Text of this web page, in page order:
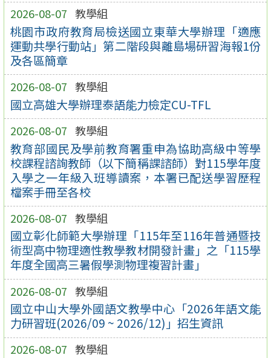
2026-08-07 教學組
桃園市政府教育局檢送國立東華大學辦理「適應
運動共學行動站」第二階段與離島場研習海報1份
及各區簡章
2026-08-07 教學組
國立高雄大學辦理泰語能力檢定CU-TFL
2026-08-07 教學組
教育部國民及學前教育署重申為協助高級中等學
校課程諮詢教師（以下簡稱課諮師）對115學年度
入學之一年級入班導讀案，本署已配送學習歷程
檔案手冊至各校
2026-08-07 教學組
國立彰化師範大學辦理「115年至116年普通暨技
術型高中物理適性教學教材開發計畫」之「115學
年度全國高三暑假學測物理複習計畫」
2026-08-07 教學組
國立中山大學外國語文教學中心「2026年語文能
力研習班(2026/09 ~ 2026/12)」招生資訊
2026-08-07 教學組